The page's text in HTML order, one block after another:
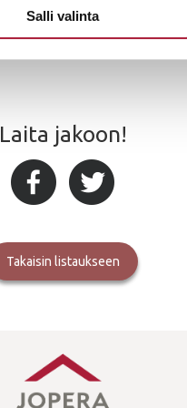
Salli valinta
Laita jakoon!
takaisin listaukseen